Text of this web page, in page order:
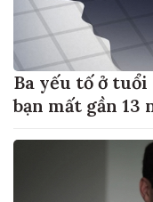
Ba yếu tố ở
bạn mất gần 13